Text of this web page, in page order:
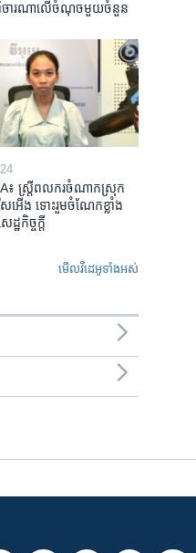
ពិចារណា​លើ​ចំណុច​មួយ​ចំនួន
៖ ស្រ្តីពលករចំណាកស្រុក
ើសអើង ទោះរួមចំណែកខ្លាំង
ឋកិច្ចក្តី
មើល​វីដេអូ​ទាំង​អស់